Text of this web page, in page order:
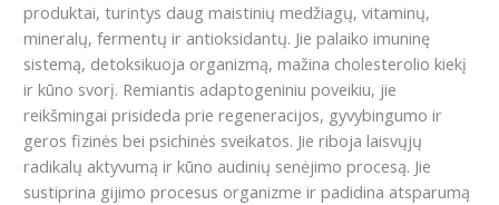
produktai, turintys daug maistinių medžiagų, vitaminų,
mineralų, fermentų ir antioksidantų. Jie palaiko imuninę
sistemą, detoksikuoja organizmą, mažina cholesterolio kiekį
ir kūno svorį. Remiantis adaptogeniniu poveikiu, jie
reikšmingai prisideda prie regeneracijos, gyvybingumo ir
geros fizinės bei psichinės sveikatos. Jie riboja laisvųjų
radikalų aktyvumą ir kūno audinių senėjimo procesą. Jie
sustiprina gijimo procesus organizme ir padidina atsparumą